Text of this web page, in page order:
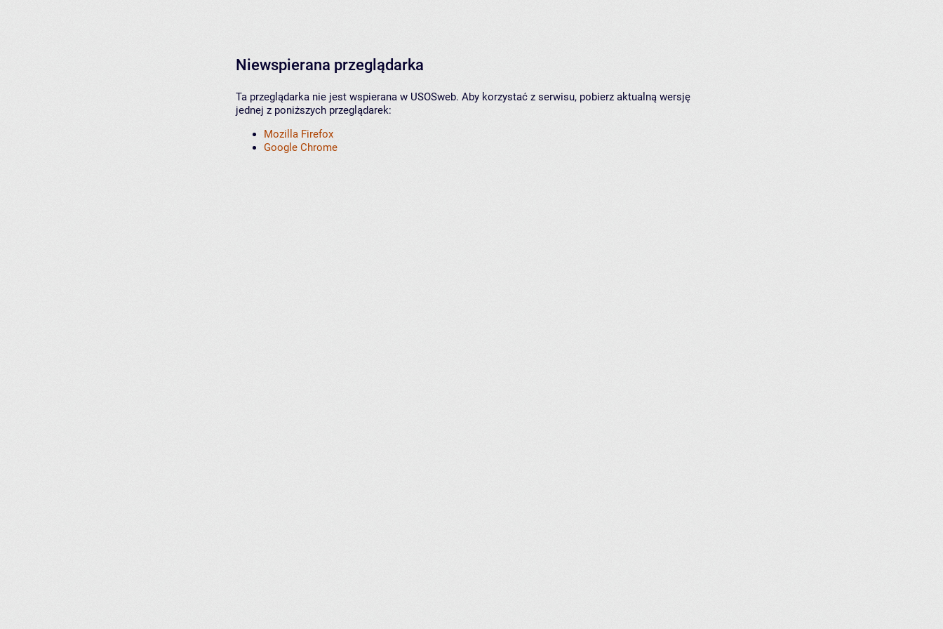
Niewspierana przeglądarka
Ta przeglądarka nie jest wspierana w USOSweb. Aby korzystać z serwisu, pobierz aktualną wersję
jednej z poniższych przeglądarek:
Mozilla Firefox
Google Chrome